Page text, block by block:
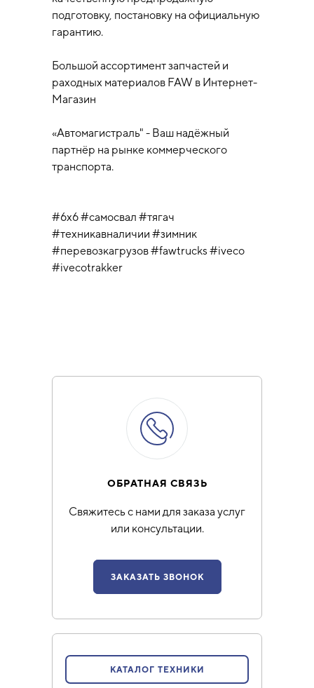
подготовку, постановку на официальную
гарантию.
Большой ассортимент запчастей и
раходных материалов FAW в Интернет-
Магазин
«Автомагистраль" - Ваш надёжный
партнёр на рынке коммерческого
транспорта.
#6х6 #самосвал #тягач
#техникавналичии #зимник
#перевозкагрузов #fawtrucks #iveco
#ivecotrakker
ОБРАТНАЯ СВЯЗЬ
Свяжитесь с нами для заказа услуг
или консультации.
ЗАКАЗАТЬ ЗВОНОК
КАТАЛОГ ТЕХНИКИ